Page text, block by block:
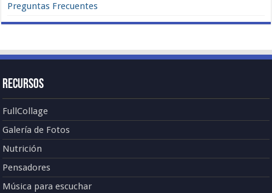
Preguntas Frecuentes
Recursos
FullCollage
Galería de Fotos
Nutrición
Pensadores
Música para escuchar